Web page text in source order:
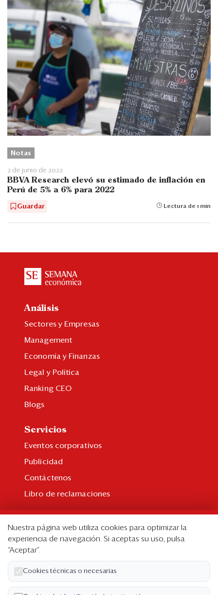
Notas
2 de junio de 2022
BBVA Research elevó su estimado de inflación en
Perú de 5% a 6% para 2022
Guardar Lectura de 1 min
Análisis
Sectores y Empresas
Management
Economía y Finanzas
Legal y Política
Ranking CEO
Blogs
Servicios
Eventos corporativos
Publicidad
Contáctenos
Libro de reclamaciones
Suscripción individual
Paquetes corporativos
Edición Impresa
Nosotros
Nuestra página web utiliza cookies para optimizar la
experiencia de navegación. Si aceptas su uso, pulsa
“Aceptar”.
Cookies técnicas o necesarias